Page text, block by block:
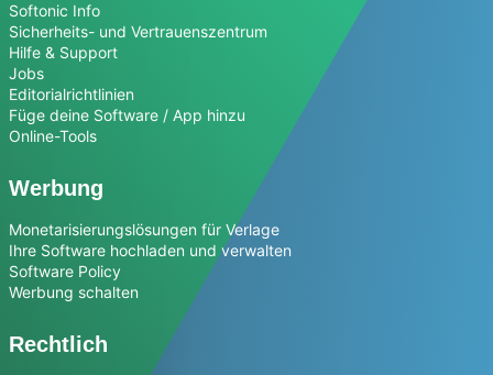
Softonic Info
Sicherheits- und Vertrauenszentrum
Hilfe & Support
Jobs
Editorialrichtlinien
Füge deine Software / App hinzu
Online-Tools
Werbung
Monetarisierungslösungen für Verlage
Ihre Software hochladen und verwalten
Software Policy
Werbung schalten
Rechtlich